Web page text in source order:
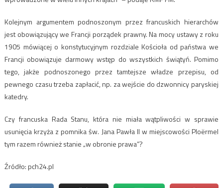
Kolejnym argumentem podnoszonym przez francuskich hierarchów
jest obowiązujący we Francji porządek prawny. Na mocy ustawy z roku
1905 mówiącej o konstytucyjnym rozdziale Kościoła od państwa we
Francji obowiązuje darmowy wstęp do wszystkich świątyń. Pomimo
tego, jakże podnoszonego przez tamtejsze władze przepisu, od
pewnego czasu trzeba zapłacić, np. za wejście do dzwonnicy paryskiej
katedry.
Czy francuska Rada Stanu, która nie miała wątpliwości w sprawie
usunięcia krzyża z pomnika św. Jana Pawła II w miejscowości Ploërmel
tym razem również stanie „w obronie prawa”?
Źródło: pch24.pl